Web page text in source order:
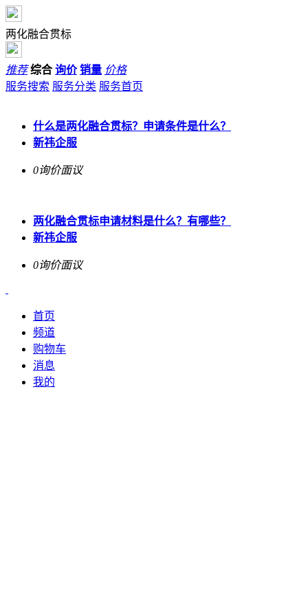
两化融合贯标
推荐 综合 询价 销量 价格
服务搜索 服务分类 服务首页
什么是两化融合贯标？申请条件是什么？
新祎企服
0询价面议
两化融合贯标申请材料是什么？有哪些？
新祎企服
0询价面议
首页
频道
购物车
消息
我的